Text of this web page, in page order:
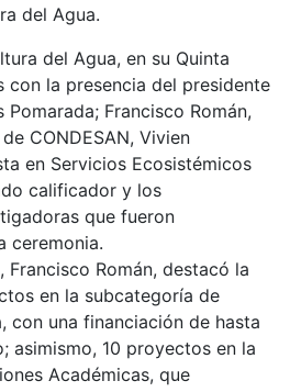
del Agua.
del Agua, en su Quinta
con la presencia del presidente
Pomarada; Francisco Román,
CONDESAN, Vivien
en Servicios Ecosistémicos
calificador y los
que fueron
ceremonia.
Francisco Román, destacó la
en la subcategoría de
con una financiación de hasta
asimismo, 10 proyectos en la
Académicas, que